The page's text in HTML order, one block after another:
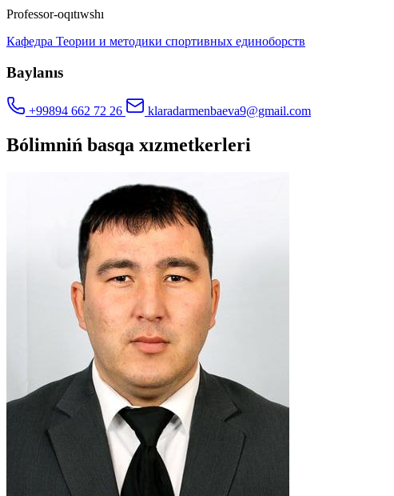
Professor-oqıtıwshı
Кафедра Теории и методики спортивных единоборств
Baylanıs
+99894 662 72 26 klaradarmenbaeva9@gmail.com
Bólimniń basqa xızmetkerleri